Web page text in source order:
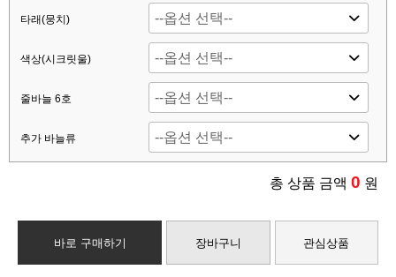
타래(뭉치)
색상(시크릿울)
줄바늘 6호
추가 바늘류
총 상품 금액 0 원
바로 구매하기 장바구니 관심상품